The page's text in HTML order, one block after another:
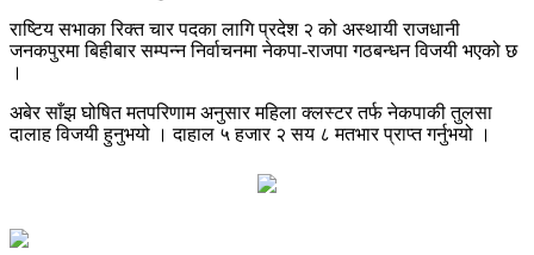
राष्टिय सभाका रिक्त चार पदका लागि प्रदेश २ को अस्थायी राजधानी
जनकपुरमा बिहीबार सम्पन्न निर्वाचनमा नेकपा-राजपा गठबन्धन विजयी भएको छ
।
अबेर साँझ घोषित मतपरिणाम अनुसार महिला क्लस्टर तर्फ नेकपाकी तुलसा
दालाह विजयी हुनुभयो । दाहाल ५ हजार २ सय ८ मतभार प्राप्त गर्नुभयो ।